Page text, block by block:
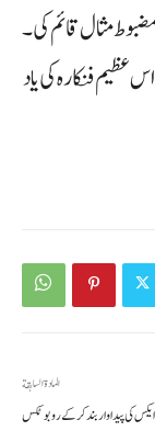
مثال قائم کی۔
عظیم فنکارہ کی یاد
المادة السابقة
کی پیداوار بند کر کے روبوٹکس